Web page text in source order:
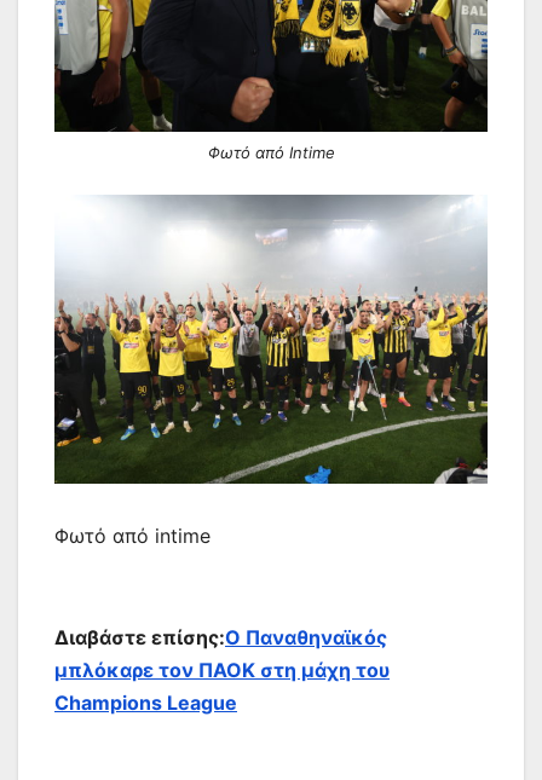
Φωτό από Intime
Φωτό από intime
Διαβάστε επίσης:Ο Παναθηναϊκός
μπλόκαρε τον ΠΑΟΚ στη μάχη του
Champions League